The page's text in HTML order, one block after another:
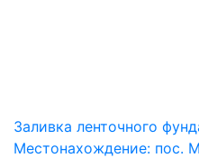
Заливка ленточного
Местонахождение: пос.